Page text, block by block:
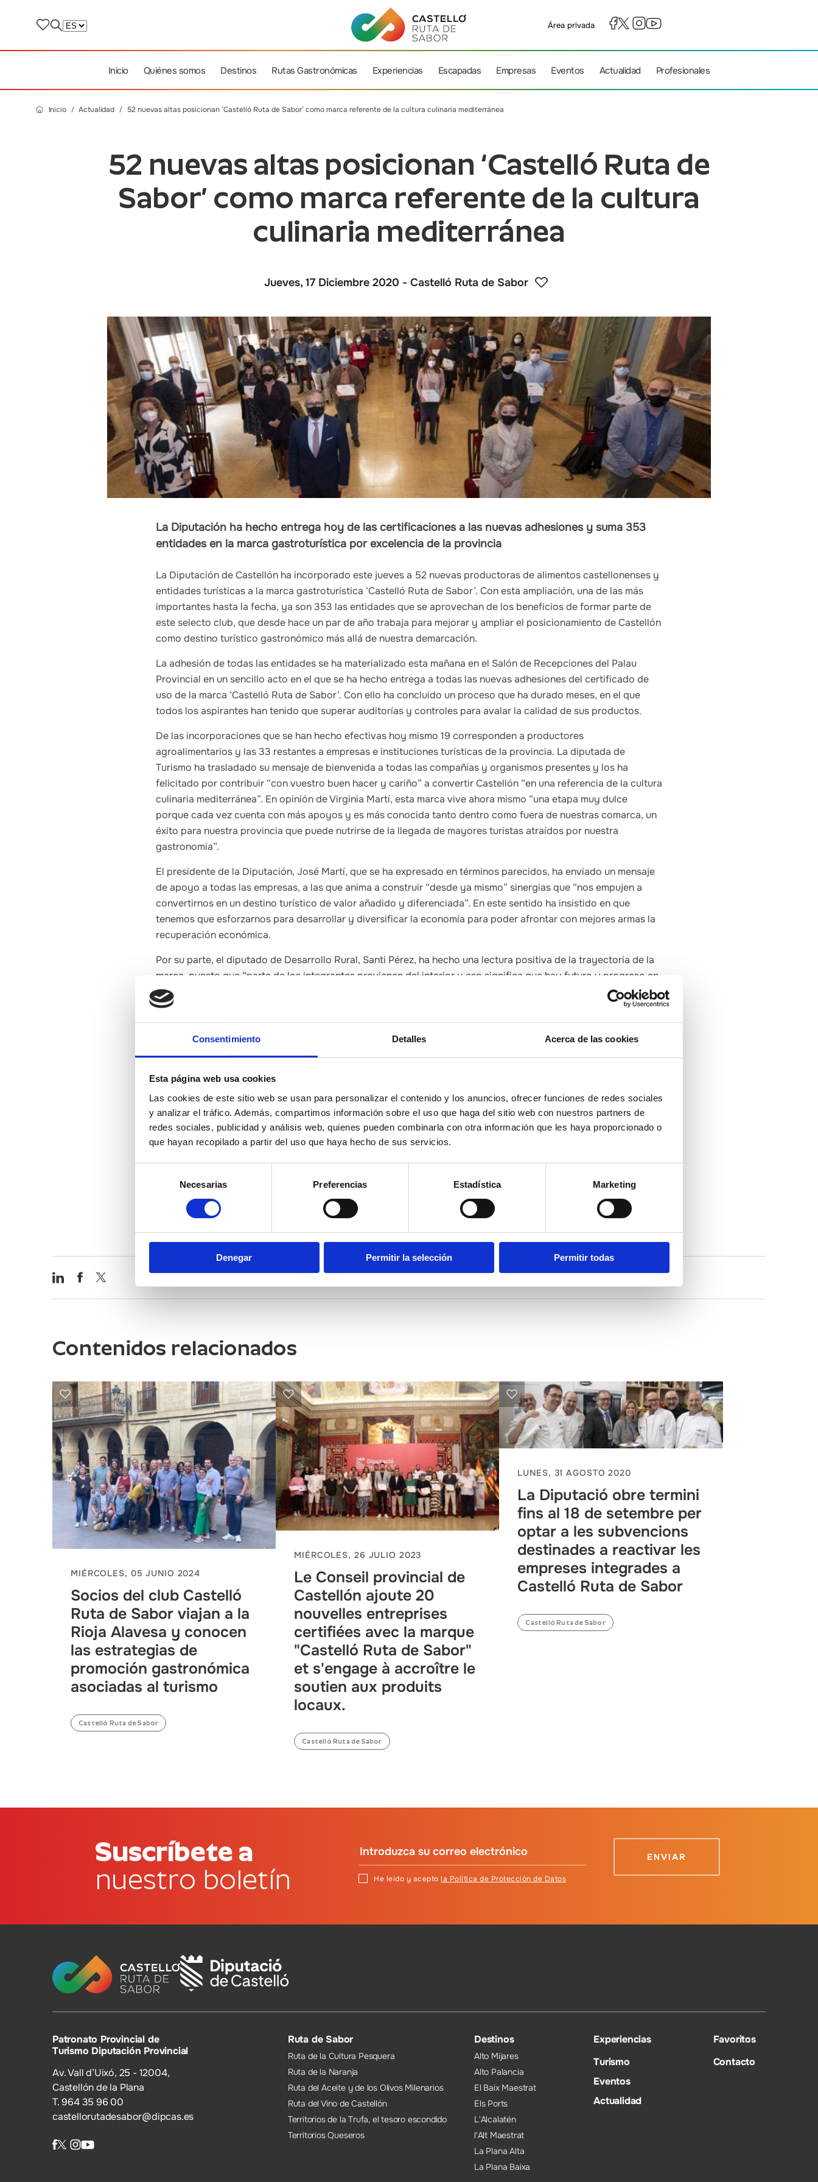
Consentimiento Detalles Acerca de las cookies
Esta página web usa cookies
Las cookies de este sitio web se usan para personalizar el contenido y los anuncios, ofrecer funciones de redes sociales
y analizar el tráfico. Además, compartimos información sobre el uso que haga del sitio web con nuestros partners de
redes sociales, publicidad y análisis web, quienes pueden combinarla con otra información que les haya proporcionado o
que hayan recopilado a partir del uso que haya hecho de sus servicios.
consentimiento
Necesarias Preferencias Estadística Marketing
Denegar Permitir la selección Permitir todas
Área privada
Inicio Quiénes somos Destinos Rutas Gastronómicas Experiencias Escapadas Empresas Eventos Actualidad Profesionales
Inicio Actualidad 52 nuevas altas posicionan ‘Castelló Ruta de Sabor’ como marca referente de la cultura culinaria mediterránea
52 nuevas altas posicionan ‘Castelló Ruta de
Sabor’ como marca referente de la cultura
culinaria mediterránea
Jueves, 17 Diciembre 2020 - Castelló Ruta de Sabor
La Diputación ha hecho entrega hoy de las certificaciones a las nuevas adhesiones y suma 353
entidades en la marca gastroturística por excelencia de la provincia
La Diputación de Castellón ha incorporado este jueves a 52 nuevas productoras de alimentos castellonenses y
entidades turísticas a la marca gastroturística ‘Castelló Ruta de Sabor’. Con esta ampliación, una de las más
importantes hasta la fecha, ya son 353 las entidades que se aprovechan de los beneficios de formar parte de
este selecto club, que desde hace un par de año trabaja para mejorar y ampliar el posicionamiento de Castellón
como destino turístico gastronómico más allá de nuestra demarcación.
La adhesión de todas las entidades se ha materializado esta mañana en el Salón de Recepciones del Palau
Provincial en un sencillo acto en el que se ha hecho entrega a todas las nuevas adhesiones del certificado de
uso de la marca ‘Castelló Ruta de Sabor’. Con ello ha concluido un proceso que ha durado meses, en el que
todos los aspirantes han tenido que superar auditorías y controles para avalar la calidad de sus productos.
De las incorporaciones que se han hecho efectivas hoy mismo 19 corresponden a productores
agroalimentarios y las 33 restantes a empresas e instituciones turísticas de la provincia. La diputada de
Turismo ha trasladado su mensaje de bienvenida a todas las compañías y organismos presentes y los ha
felicitado por contribuir “con vuestro buen hacer y cariño” a convertir Castellón “en una referencia de la cultura
culinaria mediterránea”. En opinión de Virginia Martí, esta marca vive ahora mismo “una etapa muy dulce
porque cada vez cuenta con más apoyos y es más conocida tanto dentro como fuera de nuestras comarca, un
éxito para nuestra provincia que puede nutrirse de la llegada de mayores turistas atraídos por nuestra
gastronomía”.
El presidente de la Diputación, José Martí, que se ha expresado en términos parecidos, ha enviado un mensaje
de apoyo a todas las empresas, a las que anima a construir “desde ya mismo” sinergias que “nos empujen a
convertirnos en un destino turístico de valor añadido y diferenciada”. En este sentido ha insistido en que
tenemos que esforzarnos para desarrollar y diversificar la economía para poder afrontar con mejores armas la
recuperación económica.
Por su parte, el diputado de Desarrollo Rural, Santi Pérez, ha hecho una lectura positiva de la trayectoria de la
marca, puesto que “parte de los integrantes provienen del interior y eso significa que hay futuro y progreso en
esa zona”. “Sois una parte importante de esa lucha contra la despoblación”.
Turismo. Todas las novedades, que se concentran en cinco líneas de actuación, se presentarán en breve.
MAÑANA VIERNES ABRE LA FERIA DE NAVIDAD
artesanales, que contará con la participación de una decena de productores locales, estará abierta hasta el
domingo por la noche.
Contenidos relacionados
MIÉRCOLES, 05 JUNIO 2024
Socios del club Castelló
Ruta de Sabor viajan a la
Rioja Alavesa y conocen
las estrategias de
promoción gastronómica
asociadas al turismo
Castelló Ruta de Sabor
MIÉRCOLES, 26 JULIO 2023
Le Conseil provincial de
Castellón ajoute 20
nouvelles entreprises
certifiées avec la marque
"Castelló Ruta de Sabor"
et s'engage à accroître le
soutien aux produits
locaux.
Castelló Ruta de Sabor
LUNES, 31 AGOSTO 2020
La Diputació obre termini
fins al 18 de setembre per
optar a les subvencions
destinades a reactivar les
empreses integrades a
Castelló Ruta de Sabor
Castelló Ruta de Sabor
Suscríbete a
nuestro boletín
He leído y aceptola Política de Protección de Datos
Patronato Provincial de
Turismo Diputación Provincial
Av. Vall d’Uixó, 25 - 12004,
Castellón de la Plana
T. 964 35 96 00
castellorutadesabor@dipcas.es
Ruta de Sabor
Ruta de la Cultura Pesquera
Ruta de la Naranja
Ruta del Aceite y de los Olivos Milenarios
Ruta del Vino de Castellón
Territorios de la Trufa, el tesoro escondido
Territorios Queseros
Destinos
Alto Mijares
Alto Palancia
El Baix Maestrat
Els Ports
L'Alcalatén
l'Alt Maestrat
La Plana Alta
La Plana Baixa
Experiencias
Turismo
Eventos
Actualidad
Favoritos
Contacto